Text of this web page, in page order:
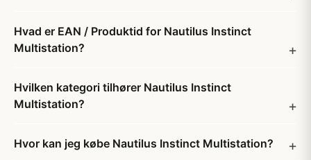
Hvad er EAN / Produktid for Nautilus Instinct
Multistation?
Hvilken kategori tilhører Nautilus Instinct
Multistation?
Hvor kan jeg købe Nautilus Instinct Multistation?